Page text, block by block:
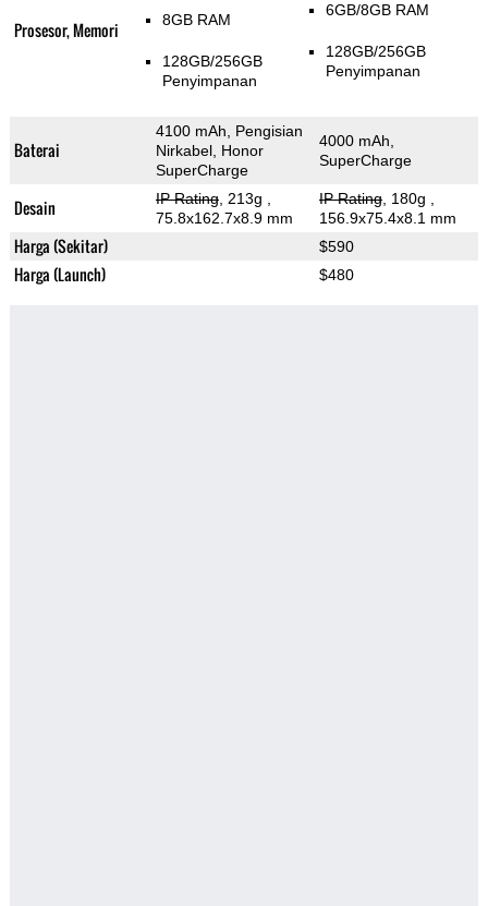
Prosesor, Memori 8GB RAM
128GB/256GB
Penyimpanan
6GB/8GB RAM
128GB/256GB
Penyimpanan
Baterai
4100 mAh, Pengisian
Nirkabel, Honor
SuperCharge
4000 mAh,
SuperCharge
Desain IP Rating, 213g
75.8x162.7x8.9 mm
IP Rating, 180g
156.9x75.4x8.1 mm
Harga (Sekitar) $590
Harga (Launch) $480